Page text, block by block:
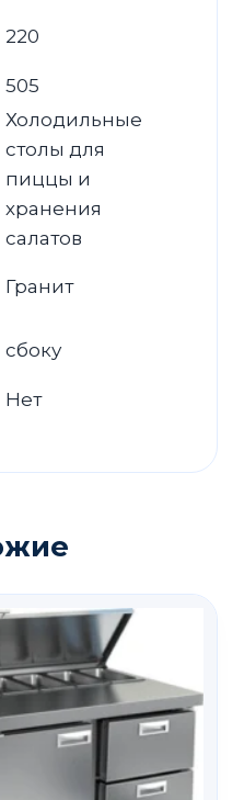
220
505
Холодильные
столы для
пиццы и
хранения
салатов
Гранит
сбоку
Нет